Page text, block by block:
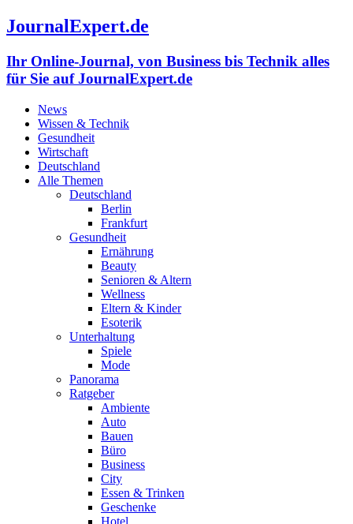
JournalExpert.de
Ihr Online-Journal, von Business bis Technik alles
für Sie auf JournalExpert.de
News
Wissen & Technik
Gesundheit
Wirtschaft
Deutschland
Alle Themen
Deutschland
Berlin
Frankfurt
Gesundheit
Ernährung
Beauty
Senioren & Altern
Wellness
Eltern & Kinder
Esoterik
Unterhaltung
Spiele
Mode
Panorama
Ratgeber
Ambiente
Auto
Bauen
Büro
Business
City
Essen & Trinken
Geschenke
Hotel